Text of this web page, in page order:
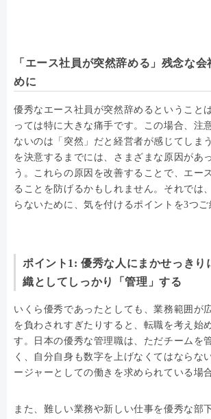
「エース社員が突然辞める」残念な
めに
優秀なエース社員が突然辞めるということ
っては特に大きな痛手です。この場合、注
ないのは「突然」だと経営者が感じてしま
を決意するまでには、さまざまな原因があ
う。これらの原因を改善することで、エー
ることを防げるかもしれません。それでは
らないために、気を付けるポイントを3つご
ポイント1: 優秀な人にまかせっきり
織としてしっかり「管理」する
いくら優秀であったとしても、業務範囲が
を負わされすぎたりすると、転職を考え始
す。日本の優秀な管理職は、ただチームを
く、自分自身も数字を上げなくてはならな
ージャーとしての働きを求められている場
また、難しい業務や新しい仕事を優秀な部